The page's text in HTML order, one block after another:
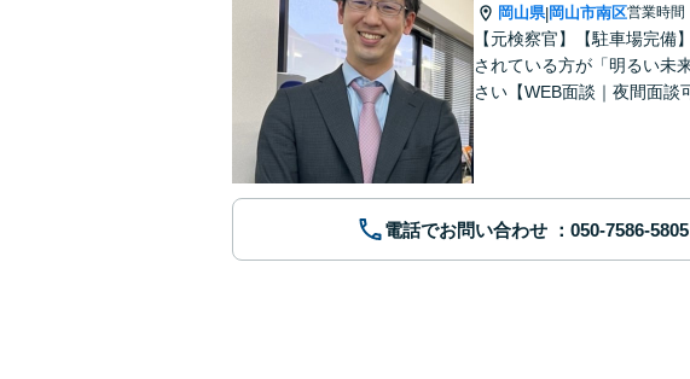
岡山県|岡山市南区営業時間
【元検察官】【駐車場完
されている方が「明るい未
さい【WEB面談｜夜間面談
電話でお問い合わせ